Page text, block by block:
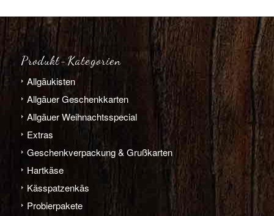
Produkt-Kategorien
Allgäu­­kisten
Allgäuer Geschenkkarten
Allgäuer Weihnachts­­special
Extras
Geschenk­verpackung & Grußkarten
Hart­­käse
Käs­­spatzen­käs
Probier­pakete